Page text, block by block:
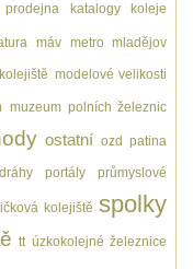
katalogy koleje
máv metro mladějov
modelové velikosti
muzeum polních železnic
ostatní ozd patina
portály průmyslové
kolejiště spolky
tt úzkokolejné železnice